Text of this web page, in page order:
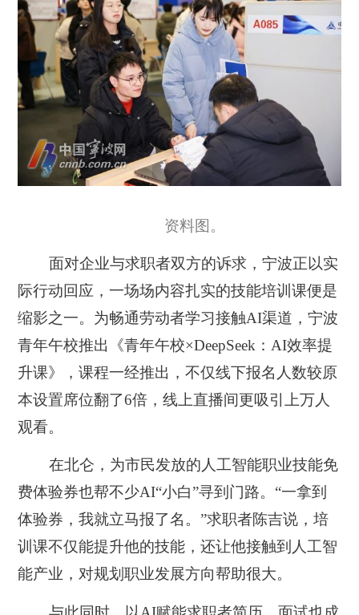
资料图。
面对企业与求职者双方的诉求，宁波正以实
际行动回应，一场场内容扎实的技能培训课便是
缩影之一。为畅通劳动者学习接触AI渠道，宁波
青年午校推出《青年午校×DeepSeek：AI效率提
升课》，课程一经推出，不仅线下报名人数较原
本设置席位翻了6倍，线上直播间更吸引上万人
观看。
在北仑，为市民发放的人工智能职业技能免
费体验券也帮不少AI“小白”寻到门路。“一拿到
体验券，我就立马报了名。”求职者陈吉说，培
训课不仅能提升他的技能，还让他接触到人工智
能产业，对规划职业发展方向帮助很大。